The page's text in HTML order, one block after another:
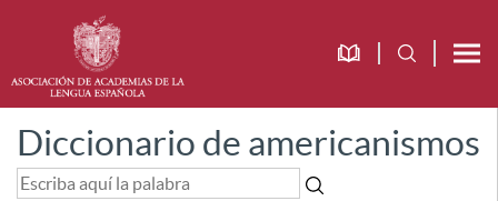
Diccionario de americanismos